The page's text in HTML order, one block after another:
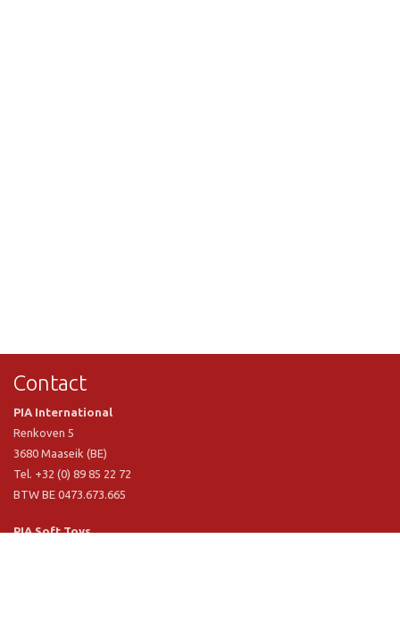
Contact
PIA International
Renkoven 5
3680 Maaseik (BE)
Tel. +32 (0) 89 85 22 72
BTW BE 0473.673.665
PIA Soft Toys